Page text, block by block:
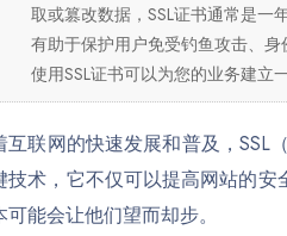
取或篡改数据，SSL证书通常是
有助于保护用户免受钓鱼攻击、
使用SSL证书可以为您的业务建立
互联网的快速发展和普及，SSL
技术，它不仅可以提高网站的
可能会让他们望而却步。